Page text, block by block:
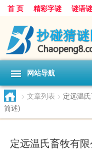
首 页 精彩字谜 谜语
网站导航
> 文章列表 > 定远温
简述)
定远温氏畜牧有